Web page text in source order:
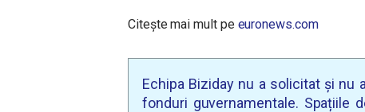
Citește mai mult pe euronews.com
Echipa Biziday nu a solicitat și
fonduri guvernamentale. Spațiile